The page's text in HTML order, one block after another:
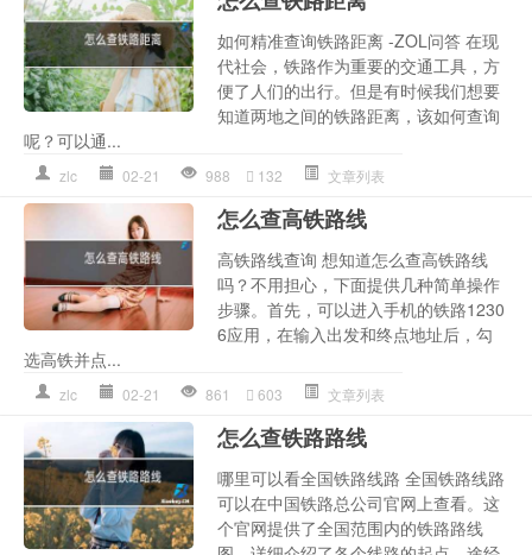
如何精准查询铁路距离 -ZOL问答 在现
代社会，铁路作为重要的交通工具，方
便了人们的出行。但是有时候我们想要
知道两地之间的铁路距离，该如何查询
呢？可以通...
zlc 02-21 988 132 文章列表
怎么查高铁路线
高铁路线查询 想知道怎么查高铁路线
吗？不用担心，下面提供几种简单操作
步骤。首先，可以进入手机的铁路1230
6应用，在输入出发和终点地址后，勾
选高铁并点...
zlc 02-21 861 603 文章列表
怎么查铁路路线
哪里可以看全国铁路线路 全国铁路线路
可以在中国铁路总公司官网上查看。这
个官网提供了全国范围内的铁路路线